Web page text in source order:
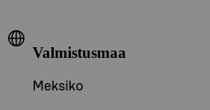
Valmistusmaa
Meksiko